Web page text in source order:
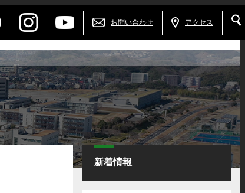
お問い合わせ アクセス
新着情報